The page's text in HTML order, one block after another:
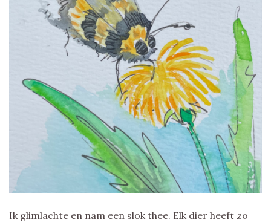
Ik glimlachte en nam een slok thee. Elk dier heeft zo